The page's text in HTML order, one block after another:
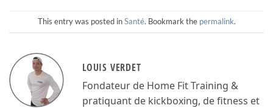
This entry was posted inSanté. Bookmark the permalink.
LOUIS VERDET
Fondateur de Home Fit Training &
pratiquant de kickboxing, de fitness et